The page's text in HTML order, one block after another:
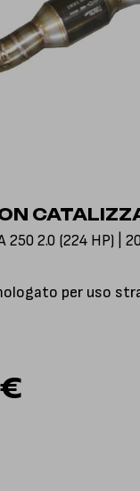
250 2.0 (224 HP) |
per uso
€